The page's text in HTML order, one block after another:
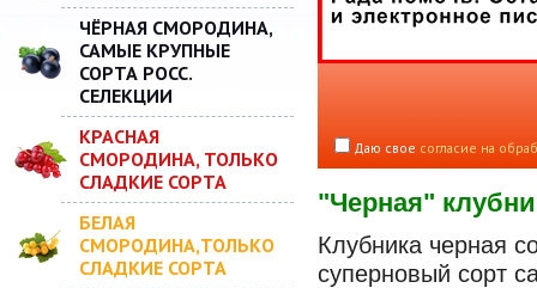
ЧЁРНАЯ СМОРОДИНА,
САМЫЕ КРУПНЫЕ
СОРТА РОСС.
СЕЛЕКЦИИ
КРАСНАЯ
СМОРОДИНА, ТОЛЬКО
СЛАДКИЕ СОРТА
БЕЛАЯ
СМОРОДИНА,ТОЛЬКО
СЛАДКИЕ СОРТА
Даю свое согласие на
"Черная"
Клубника черная
суперновый сорт